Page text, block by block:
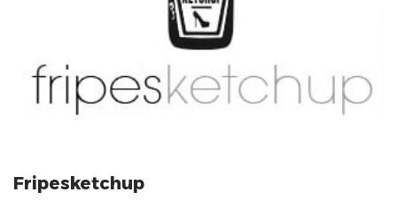
Fripesketchup